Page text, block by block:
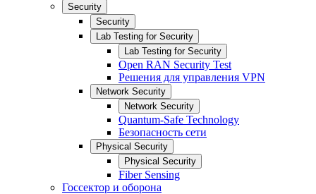
Security
Security
Lab Testing for Security
Lab Testing for Security
Open RAN Security Test
Решения для управления VPN
Network Security
Network Security
Quantum-Safe Technology
Безопасность сети
Physical Security
Physical Security
Fiber Sensing
Госсектор и оборона